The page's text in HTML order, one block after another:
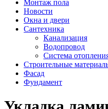
Монтаж пола
Новости
Окна и двери
Сантехника
Канализация
Водопровод
Система
Строительные
Фасад
Фундамент